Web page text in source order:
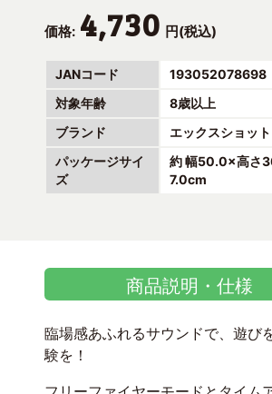
価格: 4,730 円(税込)
JANコード
193052078698
対象年齢
8歳以上
ブランド
エックスショット
パッケージサイ
ズ
約 幅50.0×高さ
7.0cm
商品説明・仕様
臨場感あふれるサウンドで、遊び
験を！